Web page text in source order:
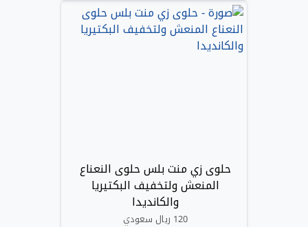
حلوى زي منت بلس حلوى النعناع
المنعش ولتخفيف البكتيريا
والكانديدا
120 ريال سعودي